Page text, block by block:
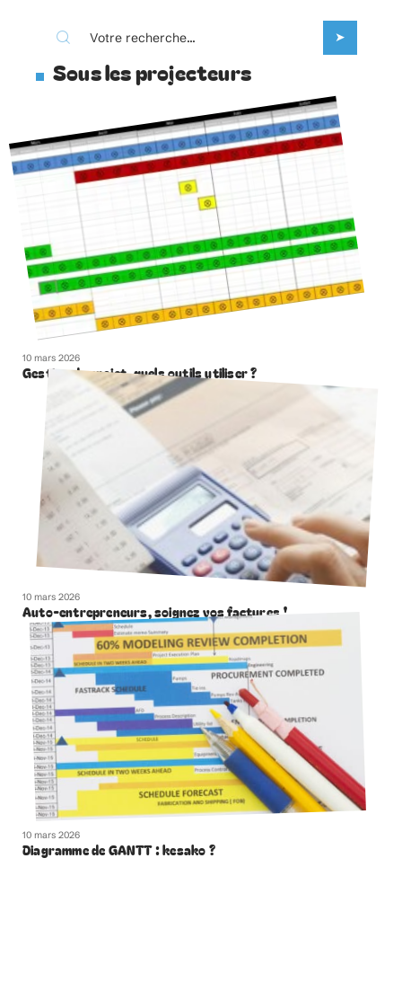
Sous les projecteurs
10 mars 2026
Gestion de projet, quels outils utiliser ?
10 mars 2026
Auto-entrepreneurs, soignez vos factures !
10 mars 2026
Diagramme de GANTT : kesako ?